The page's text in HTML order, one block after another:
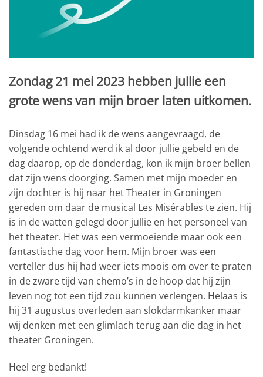
Zondag 21 mei 2023 hebben jullie een
grote wens van mijn broer laten uitkomen.
Dinsdag 16 mei had ik de wens aangevraagd, de
volgende ochtend werd ik al door jullie gebeld en de
dag daarop, op de donderdag, kon ik mijn broer bellen
dat zijn wens doorging. Samen met mijn moeder en
zijn dochter is hij naar het Theater in Groningen
gereden om daar de musical Les Misérables te zien. Hij
is in de watten gelegd door jullie en het personeel van
het theater. Het was een vermoeiende maar ook een
fantastische dag voor hem. Mijn broer was een
verteller dus hij had weer iets moois om over te praten
in de zware tijd van chemo’s in de hoop dat hij zijn
leven nog tot een tijd zou kunnen verlengen. Helaas is
hij 31 augustus overleden aan slokdarmkanker maar
wij denken met een glimlach terug aan die dag in het
theater Groningen.
Heel erg bedankt!